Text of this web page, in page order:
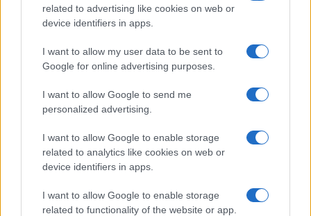
related to advertising like cookies on web or
device identifiers in apps.
I want to allow my user data to be sent to
Google for online advertising purposes.
I want to allow Google to send me
personalized advertising.
I want to allow Google to enable storage
related to analytics like cookies on web or
device identifiers in apps.
I want to allow Google to enable storage
related to functionality of the website or app.
predlagali novi vladi tiste potrebne kratkoročne,
drugim se je zavzel tudi za to, da se vsi poklici v
zdravniške zbornice s predstavniki zdravstvenih ustanov
pogovarjalo tudi o prizadevanjih za nadomeščanje
programa, ki je izpadel v času epidemije covida-19.
1 / 4